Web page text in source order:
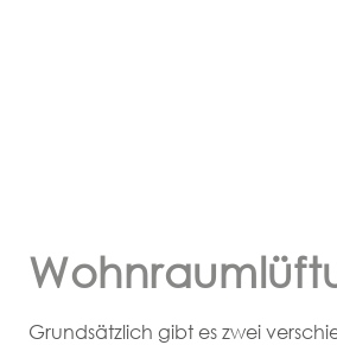
Grundsätzlich gibt es zwei